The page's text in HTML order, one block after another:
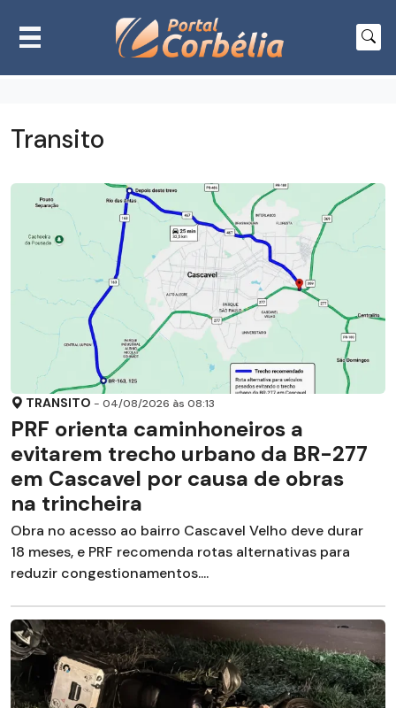
Transito
TRANSITO - 04/08/2026 às 08:13
PRF orienta caminhoneiros a
evitarem trecho urbano da BR-277
em Cascavel por causa de obras
na trincheira
Obra no acesso ao bairro Cascavel Velho deve durar
18 meses, e PRF recomenda rotas alternativas para
reduzir congestionamentos....